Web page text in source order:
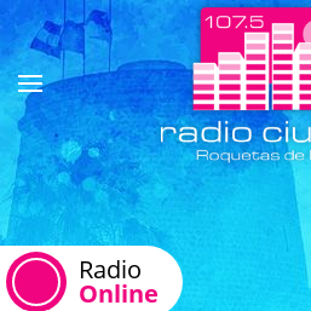
Radio
Online